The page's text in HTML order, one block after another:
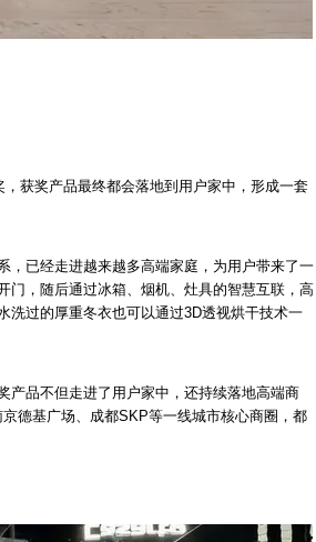
获奖产品最终都会落地到用户家中，形成一套
，已经走进越来越多高端家庭，为用户带来了一
门，随后通过冰箱、烟机、灶具的智慧互联，高
洗过的厚重冬衣也可以通过3D透视烘干技术一
产品不但走进了用户家中，还持续落地高端商
德基广场、成都SKP等一线城市核心商圈，都